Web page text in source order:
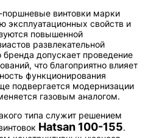
винтовки марки
эксплуатационных свойств и
повышенной
развлекательной
допускает проведение
что благоприятно влияет
функционирования
подвергается модернизации
газовым аналогом.
типа служит решением
Hatsan 100-155.